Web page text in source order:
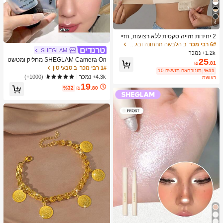
4
2 יחידות חזייה סקסית ללא רצועות, חזיי
ה שקופה ללא תפרים, סט הלבשה תחתו
נה עם דחיפה, סט של שני חלקים, סגירה
מקדימה, טופ צינור, חזייה לחתונה, הלב
שה תחתונה נושמת, חיזוק הביטחון העצ
מי, לערב דייט
6# רבי מכר
1.2k+ נמכר
₪25.81
%11 10 השעות האחרונות
משוער
SHEGLAM
SHEGLAM Camera On מחליק ומטשט
ש פריימר מותג יופי קוסמטיקה איפור לנש
ים ולנערות
1# רבי מכר
ב טבעי טון
4.3k+ נמכר
(1000+)
₪19 .80
%32